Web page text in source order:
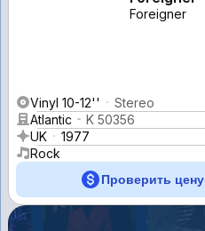
Foreigner
Vinyl 10-12''
Stereo
Atlantic
K 50356
UK
1977
Rock
Проверить цену